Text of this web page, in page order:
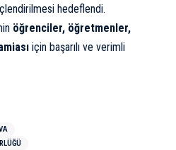
hedeflendi.
öğrenciler, öğretmenler,
için başarılı ve verimli